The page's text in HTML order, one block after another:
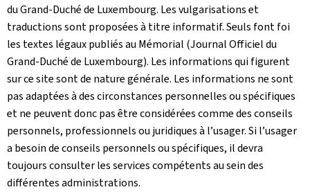
du Grand-Duché de Luxembourg. Les vulgarisations et
traductions sont proposées à titre informatif. Seuls font foi
les textes légaux publiés au Mémorial (Journal Officiel du
Grand-Duché de Luxembourg). Les informations qui figurent
sur ce site sont de nature générale. Les informations ne sont
pas adaptées à des circonstances personnelles ou spécifiques
et ne peuvent donc pas être considérées comme des conseils
personnels, professionnels ou juridiques à l’usager. Si l’usager
a besoin de conseils personnels ou spécifiques, il devra
toujours consulter les services compétents au sein des
différentes administrations.